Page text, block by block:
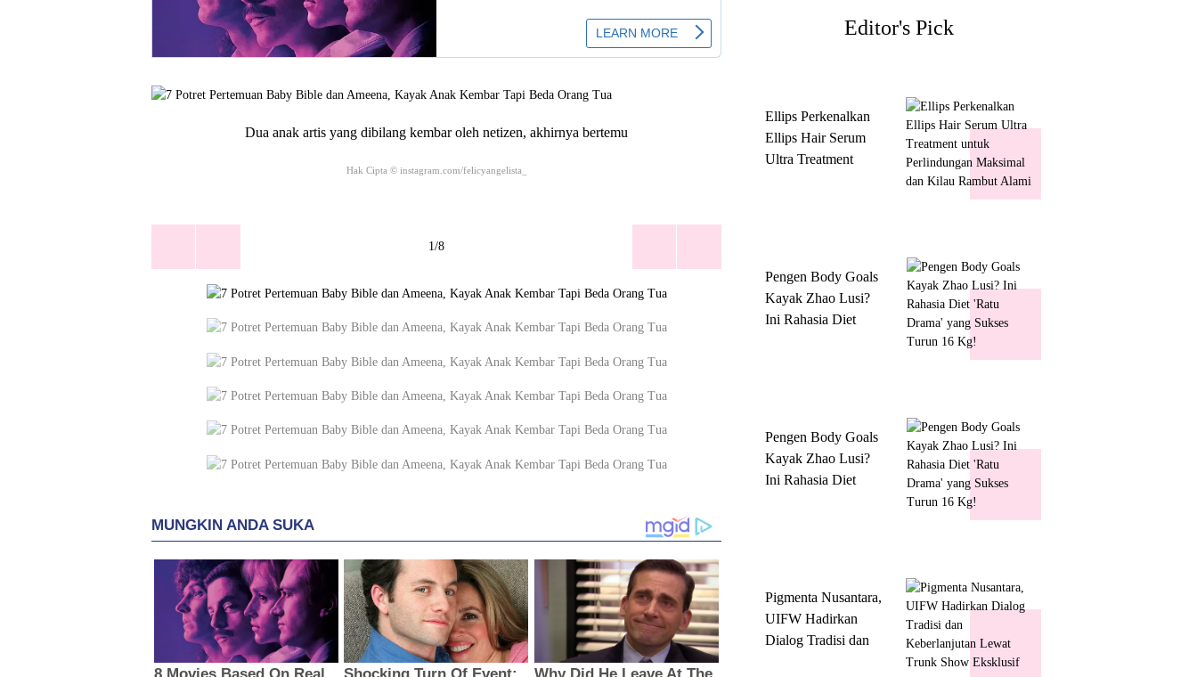
Dua anak artis yang dibilang kembar oleh netizen, akhirnya bertemu
Hak Cipta © instagram.com/felicyangelista_
1/8
Editor's Pick
Ellips Perkenalkan
Ellips Hair Serum
Ultra Treatment
Pengen Body Goals
Kayak Zhao Lusi?
Ini Rahasia Diet
Pengen Body Goals
Kayak Zhao Lusi?
Ini Rahasia Diet
Pigmenta Nusantara,
UIFW Hadirkan
Dialog Tradisi dan